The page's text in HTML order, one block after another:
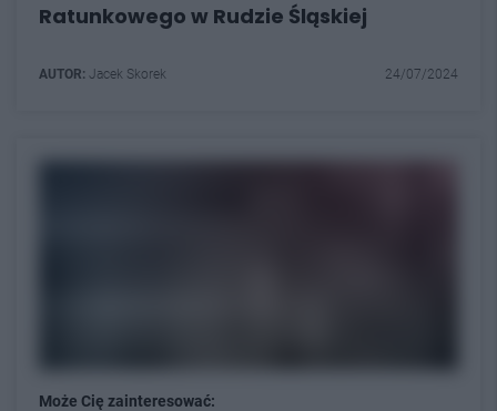
Ratunkowego w Rudzie Śląskiej
AUTOR: Jacek Skorek 24/07/2024
Może Cię zainteresować: